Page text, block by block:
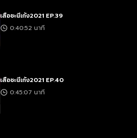
เสือชะนีเก้ง2021 EP.39
0:40:52 นาที
เสือชะนีเก้ง2021 EP.40
0:45:07 นาที